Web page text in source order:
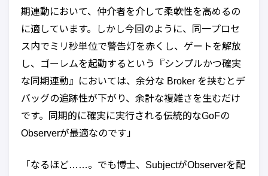
期連動において、仲介者を介して柔軟性を高めるの
に適しています。しかし今回のように、同一プロセ
ス内でミリ秒単位で警告灯を赤くし、ゲートを解放
し、ゴーレムを起動するという『シンプルかつ確実
な同期連動』においては、余分な Broker を挟むとデ
バッグの追跡性が下がり、余計な複雑さを生むだけ
です。同期的に確実に実行される伝統的なGoFの
Observerが最適なのです」
「なるほど……。でも博士、SubjectがObserverを配